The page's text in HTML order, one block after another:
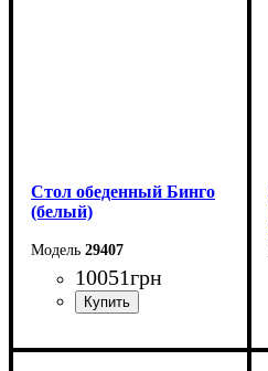
Стол обеденный Бинго
(белый)
29407
10051грн
Ширина: 140 см